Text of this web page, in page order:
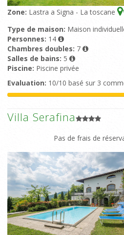
Zone: Lastra a Signa - La toscane
Type de maison: Maison
Personnes: 14
Chambres doubles: 7
Salles de bains: 5
Piscine: Piscine privée
Evaluation: 10/10 basé sur 3
Villa Serafina
Pas de frais de